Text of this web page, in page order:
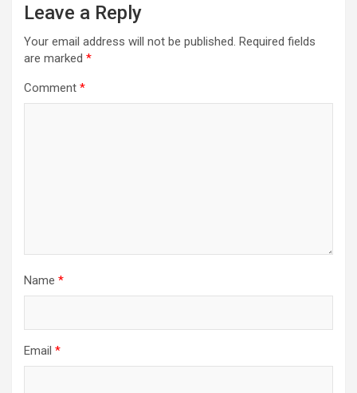
Leave a Reply
Your email address will not be published. Required fields
are marked *
Comment *
Name *
Email *